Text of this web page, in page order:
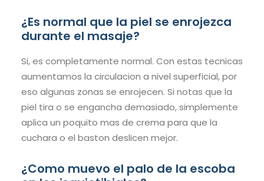
¿Es normal que la piel se enrojezca
durante el masaje?
Si, es completamente normal. Con estas tecnicas
aumentamos la circulacion a nivel superficial, por
eso algunas zonas se enrojecen. Si notas que la
piel tira o se engancha demasiado, simplemente
aplica un poquito mas de crema para que la
cuchara o el baston deslicen mejor.
¿Como muevo el palo de la escoba